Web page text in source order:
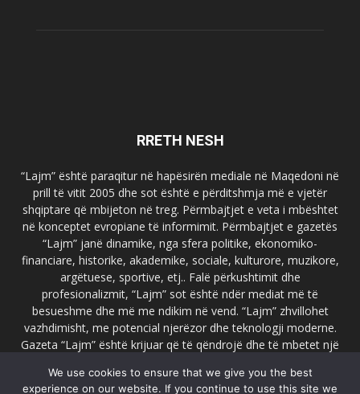
RRETH NESH
“Lajm” është paraqitur në hapësirën mediale në Maqedoni në
prill të vitit 2005 dhe sot është e përditshmja më e vjetër
shqiptare që mbijeton në treg. Përmbajtjet e veta i mbështet
në konceptet evropiane të informimit. Përmbajtjet e gazetës
“Lajm” janë dinamike, nga sfera politike, ekonomiko-
financiare, historike, akademike, sociale, kulturore, muzikore,
argëtuese, sportive, etj.. Falë përkushtimit dhe
profesionalizmit, “Lajm” sot është ndër mediat më të
besueshme dhe më me ndikim në vend. “Lajm” zhvillohet
vazhdimisht, me potencial njerëzor dhe teknologji moderne.
Gazeta “Lajm” është krijuar që të qëndrojë dhe të mbetet një
faqja zyrtare e gazetës “Lajm”, www.lajmpress.org është një
We use cookies to ensure that we give you the best
experience on our website. If you continue to use this site we